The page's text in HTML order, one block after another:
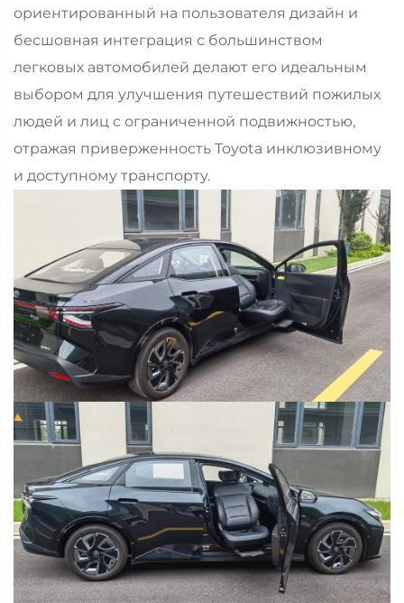
ориентированный на пользователя дизайн и
бесшовная интеграция с большинством
легковых автомобилей делают его идеальным
выбором для улучшения путешествий пожилых
людей и лиц с ограниченной подвижностью,
отражая приверженность Toyota инклюзивному
и доступному транспорту.